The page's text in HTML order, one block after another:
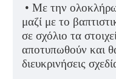
• Με την
μαζί με το
σε σχόλιο τα
αποτυπωθούν και
διευκρινήσεις